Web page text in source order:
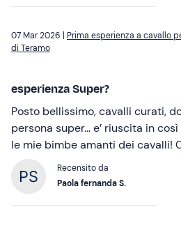
07 Mar 2026 | Prima esperienza a cavallo
di Teramo
esperienza Super?
Posto bellissimo, cavalli curati,
persona super… e’ riuscita in
le mie bimbe amanti dei cavalli!
Recensito da
Paola fernanda S.